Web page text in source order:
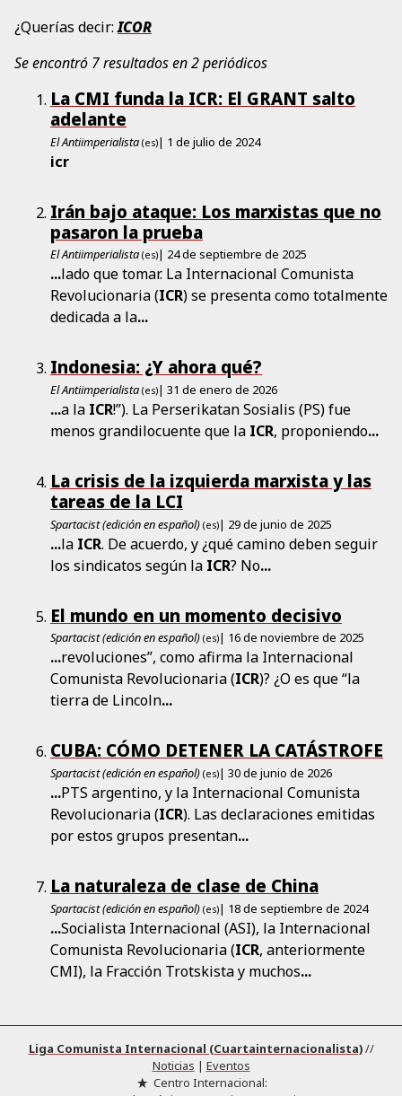
¿Querías decir:ICOR
Se encontró 7 resultados en 2 periódicos
La CMI funda la ICR: El GRANT salto
adelante
El Antiimperialista (es)| 1 de julio de 2024
icr
Irán bajo ataque: Los marxistas que no
pasaron la prueba
El Antiimperialista (es)| 24 de septiembre de 2025
...lado que tomar. La Internacional Comunista
Revolucionaria (ICR) se presenta como totalmente
dedicada a la...
Indonesia: ¿Y ahora qué?
El Antiimperialista (es)| 31 de enero de 2026
...a la ICR!”). La Perserikatan Sosialis (PS) fue
menos grandilocuente que la ICR, proponiendo...
La crisis de la izquierda marxista y las
tareas de la LCI
Spartacist (edición en español) (es)| 29 de junio de 2025
...la ICR. De acuerdo, y ¿qué camino deben seguir
los sindicatos según la ICR? No...
El mundo en un momento decisivo
Spartacist (edición en español) (es)| 16 de noviembre de 2025
...revoluciones”, como afirma la Internacional
Comunista Revolucionaria (ICR)? ¿O es que “la
tierra de Lincoln...
CUBA: CÓMO DETENER LA CATÁSTROFE
Spartacist (edición en español) (es)| 30 de junio de 2026
...PTS argentino, y la Internacional Comunista
Revolucionaria (ICR). Las declaraciones emitidas
por estos grupos presentan...
La naturaleza de clase de China
Spartacist (edición en español) (es)| 18 de septiembre de 2024
...Socialista Internacional (ASI), la Internacional
Comunista Revolucionaria (ICR, anteriormente
CMI), la Fracción Trotskista y muchos...
Liga Comunista Internacional (Cuartainternacionalista)//
Noticias | Eventos
Centro Internacional: